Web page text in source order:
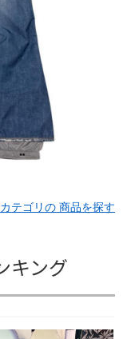
テゴリの 商品を探す
キング